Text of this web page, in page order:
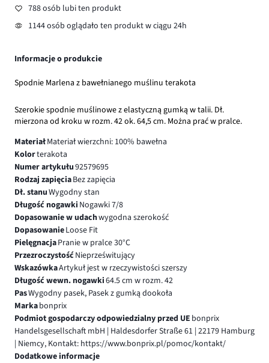
788 osób lubi ten produkt
1144 osób oglądało ten produkt w ciągu 24h
Informacje o produkcie
Spodnie Marlena z bawełnianego muślinu terakota
Szerokie spodnie muślinowe z elastyczną gumką w talii. Dł.
mierzona od kroku w rozm. 42 ok. 64,5 cm. Można prać w pralce.
MateriałMateriał wierzchni: 100% bawełna
Kolorterakota
Numer artykułu92579695
Rodzaj zapięciaBez zapięcia
Dł. stanuWygodny stan
Długość nogawki Nogawki 7/8
Dopasowanie w udachwygodna szerokość
DopasowanieLoose Fit
PielęgnacjaPranie w pralce 30°C
PrzezroczystośćNieprześwitujący
WskazówkaArtykuł jest w rzeczywistości szerszy
Długość wewn. nogawki64.5 cm w rozm. 42
PasWygodny pasek, Pasek z gumką dookoła
Markabonprix
Podmiot gospodarczy odpowiedzialny przed UE bonprix
Handelsgesellschaft mbH | Haldesdorfer Straße 61 | 22179 Hamburg
| Niemcy, Kontakt: https://www.bonprix.pl/pomoc/kontakt/
Dodatkowe informacje